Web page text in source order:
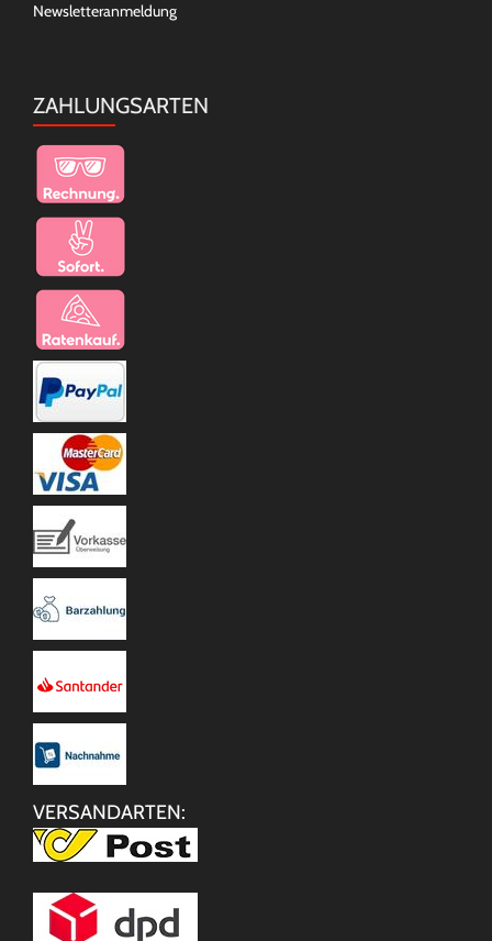
Newsletteranmeldung
ZAHLUNGSARTEN
VERSANDARTEN: